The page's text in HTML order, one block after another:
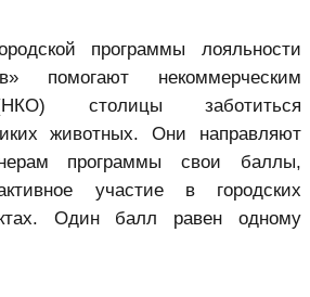
программы лояльности
помогают некоммерческим
столицы заботиться
животных. Они направляют
программы свои баллы,
участие в городских
Один балл равен одному